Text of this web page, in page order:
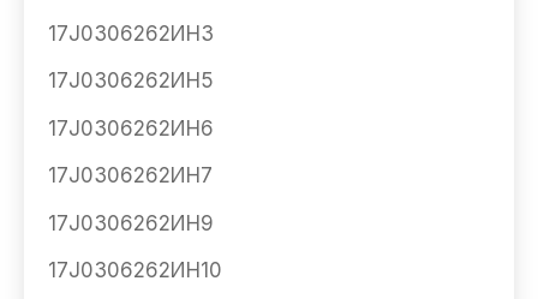
17Ј0306262ИН3
17Ј0306262ИН5
17Ј0306262ИН6
17Ј0306262ИН7
17Ј0306262ИН9
17Ј0306262ИН10